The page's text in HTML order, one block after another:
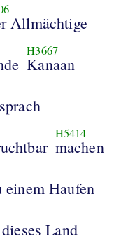
Allmächtige
H3667
Kanaan
H5414
machen
Haufen
Land